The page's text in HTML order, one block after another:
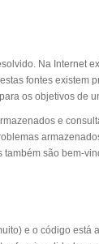
Na Internet
fontes existem
os objetivos de
e
são bem-
e o código está